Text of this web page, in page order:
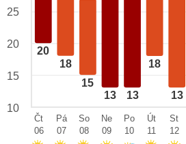
20
18
15
13 13
18
13
25
20
15
10
Čt
06
Pá
07
So
08
Ne
09
Po
10
Út
11
St
12